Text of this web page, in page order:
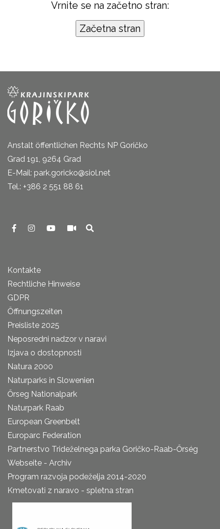
Vrnite se na začetno stran:
Anstalt öffentlichen Rechts NP Goričko
Grad 191, 9264 Grad
E-Mail: park.goricko@siol.net
Tel.: +386 2 551 88 61
Kontakte
Rechtliche Hinweise
GDPR
Öffnungszeiten
Preisliste 2025
Neposredni nadzor v naravi
Izjava o dostopnosti
Natura 2000
Naturparks in Slowenien
Őrseg Nationalpark
Naturpark Raab
European Greenbelt
Europarc Federation
Partnerstvo Trideželnega parka Goričko-Raab-Őrség
Webseite - Archiv
Program razvoja podeželja 2014-2020
Kmetovati z naravo - spletna stran